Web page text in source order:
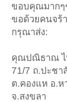
ขอบคุณมากๆ
ขอด้วยคนจร้า
กรุณาส่ง:
คุณปณิธาณ ไ
71/7 ถ.ปะชา
ต.คองแห อ.
จ.สงขลา